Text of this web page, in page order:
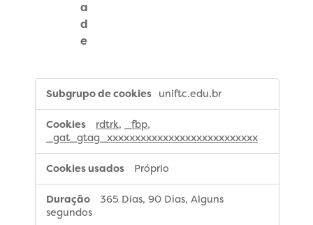
a
d
e
de
uniftc.edu.br
rdtrk,_fbp,
_gat_gtag_xxxxxxxxxxxxxxxxxxxxxxxxxxx
Próprio
365 Dias, 90 Dias, Alguns
segundos